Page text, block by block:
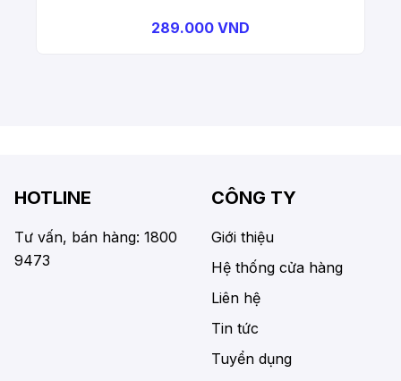
289.000 VND
HOTLINE
Tư vấn, bán hàng: 1800
9473
CÔNG TY
Giới thiệu
Hệ thống cửa hàng
Liên hệ
Tin tức
Tuyển dụng